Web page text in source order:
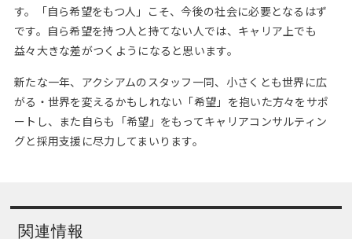
す。「自ら希望をもつ人」こそ、今後の社会に必要となるはず
です。自ら希望を持つ人と持てない人では、キャリア上でも
益々大きな差がつくようになると思います。
新たな一年、アクシアムのスタッフ一同、小さくとも世界に広
がる・世界を変えるかもしれない「希望」を抱いた方々をサポ
ートし、また自らも「希望」をもってキャリアコンサルティン
グと採用支援に尽力してまいります。
関連情報